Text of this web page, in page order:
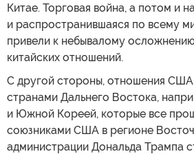
Китае. Торговая война, а потом и
и распространившаяся по всему
привели к небывалому
китайских отношений.
С другой стороны, отношения
странами Дальнего Востока,
и Южной Кореей, которые все
союзниками США в регионе
администрации Дональда Трампа